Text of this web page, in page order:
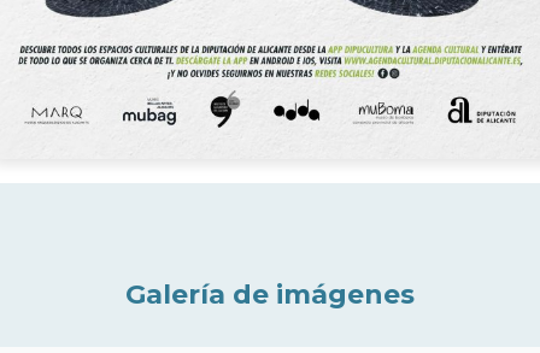
Galería de imágenes